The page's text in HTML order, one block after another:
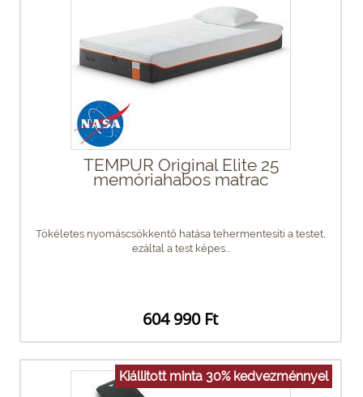
TEMPUR Original Elite 25
memóriahabos matrac
Tökéletes nyomáscsökkentő hatása tehermentesíti a testet,
ezáltal a test képes...
604 990 Ft
Kiállitott minta 30% kedvezménnyel